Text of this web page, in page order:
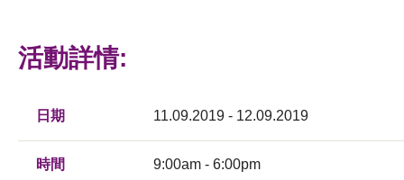
活動詳情:
日期 11.09.2019 - 12.09.2019
時間 9:00am - 6:00pm